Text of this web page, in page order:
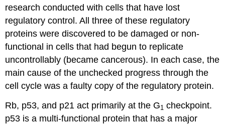
research conducted with cells that have lost
regulatory control. All three of these regulatory
proteins were discovered to be damaged or non-
functional in cells that had begun to replicate
uncontrollably (became cancerous). In each case, the
main cause of the unchecked progress through the
cell cycle was a faulty copy of the regulatory protein.
Rb, p53, and p21 act primarily at the G1 checkpoint.
p53 is a multi-functional protein that has a major